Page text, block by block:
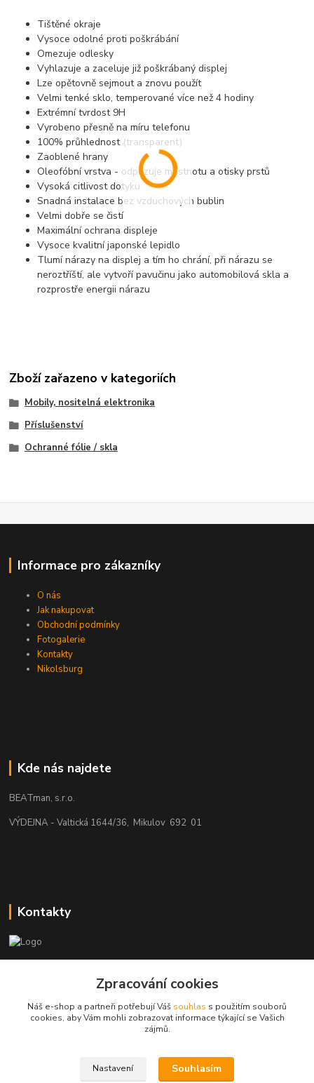
Tištěné okraje
Vysoce odolné proti poškrábání
Omezuje odlesky
Vyhlazuje a zaceluje již poškrábaný displej
Lze opětovně sejmout a znovu použít
Velmi tenké sklo, temperované více než 4 hodiny
Extrémní tvrdost 9H
Vyrobeno přesně na míru telefonu
100% průhlednost (transparent)
Zaoblené hrany
Oleofóbní vrstva - odpuzuje mastnotu a otisky prstů
Vysoká citlivost dotyku
Snadná instalace bez vzduchových bublin
Velmi dobře se čistí
Maximální ochrana displeje
Vysoce kvalitní japonské lepidlo
Tlumí nárazy na displej a tím ho chrání, při nárazu se
neroztříští, ale vytvoří pavučinu jako automobilová skla a
rozprostře energii nárazu
Zboží zařazeno v kategoriích
Mobily, nositelná elektronika
Příslušenství
Ochranné fólie / skla
Informace pro zákazníky
O nás
Jak nakupovat
Obchodní podmínky
Fotogalerie
Kontakty
Nikolsburg
Kde nás najdete
BEATman, s.r.o.
VÝDEJNA - Valtická 1644/36, Mikulov 692 01
Kontakty
elektro@beatman.cz
Zpracování cookies
Náš e-shop a partneři potřebují Váš souhlas s použitím souborů
cookies, aby Vám mohli zobrazovat informace týkající se Vašich
zájmů.
Nastavení Souhlasím